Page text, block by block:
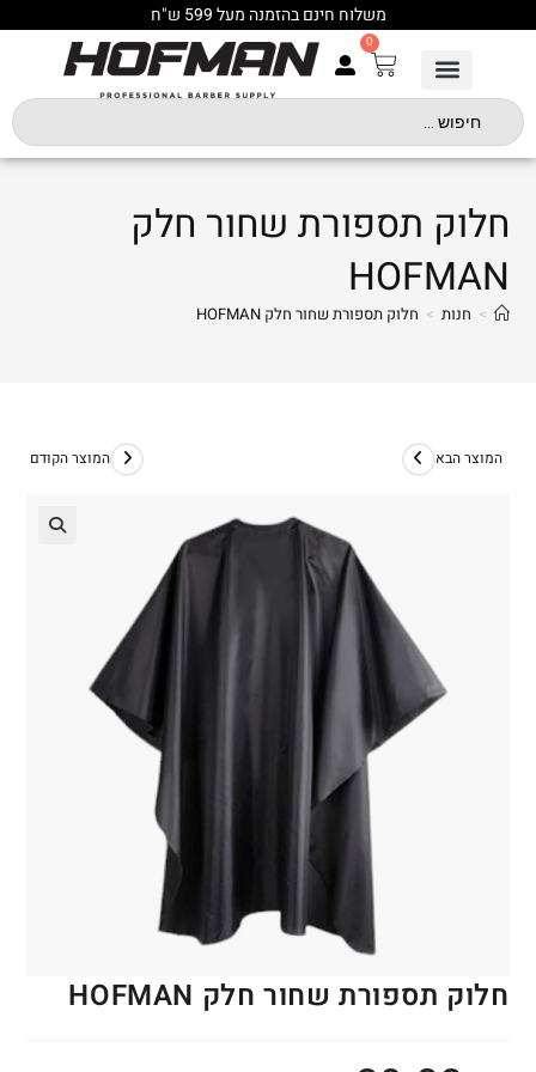
משלוח חינם בהזמנה מעל 599 ש"ח
0
חלוק תספורת שחור חלק
HOFMAN
> חנות > חלוק תספורת שחור חלק HOFMAN
המוצר הקודם המוצר הבא
חלוק תספורת שחור חלק HOFMAN